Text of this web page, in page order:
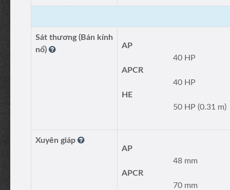
Sát thương (Bán kính
nổ)
AP
40 HP
APCR
40 HP
HE
50 HP (0.31 m)
Xuyên giáp
AP
48 mm
APCR
70 mm